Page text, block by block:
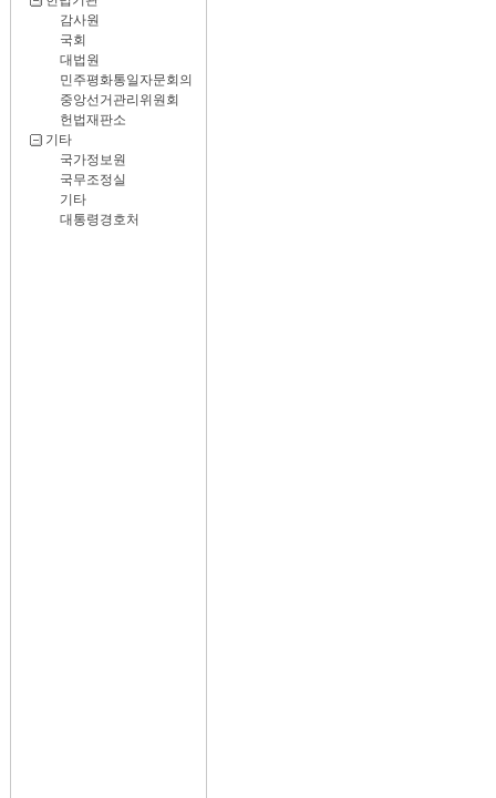
감사원
국회
대법원
민주평화통일자문회의
중앙선거관리위원회
헌법재판소
기타
국가정보원
국무조정실
기타
대통령경호처